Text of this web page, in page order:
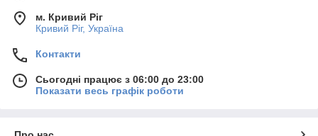
м. Кривий Ріг
Кривий Ріг, Україна
Контакти
Сьогодні працює з 06:00 до 23:00
Показати весь графік роботи